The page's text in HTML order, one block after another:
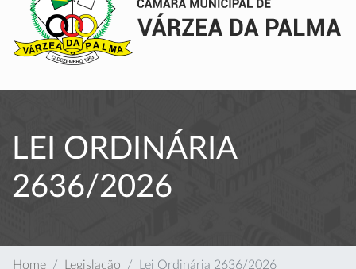
LEI ORDINÁRIA
2636/2026
Home Legislação Lei Ordinária 2636/2026